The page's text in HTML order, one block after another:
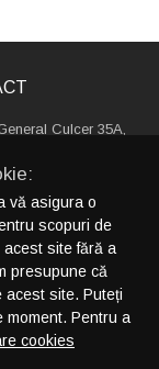
Culcer 35A,
13 88
13 31
vă asigura o
scopuri de
site fără a
presupune că
acest site. Puteți
Pentru a
cookies